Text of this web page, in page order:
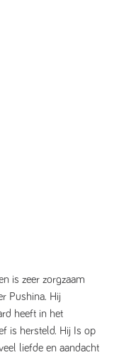
is zeer zorgzaam
Pushina. Hij
heeft in het
is hersteld. Hij Is op
liefde en aandacht